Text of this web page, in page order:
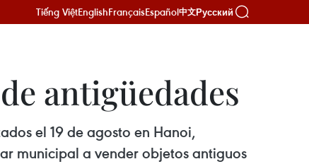
Tiếng ViệtEnglishFrançaisEspañol中文Русский
antigüedades
el 19 de agosto en Hanoi,
municipal a vender objetos antiguos